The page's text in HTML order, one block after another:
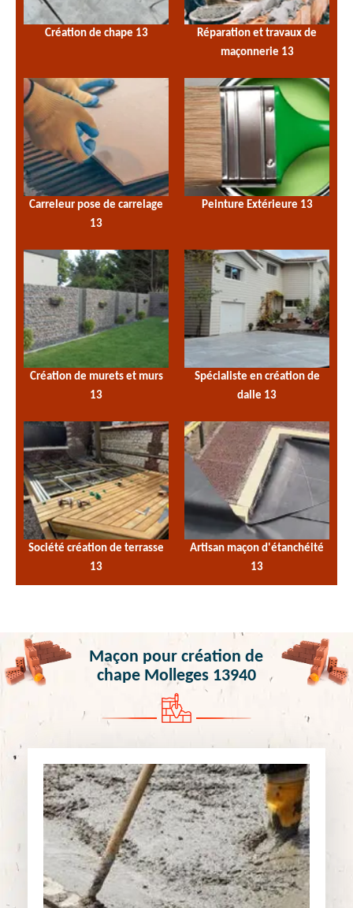
Création de chape 13
Réparation et travaux de
maçonnerie 13
Carreleur pose de carrelage
13
Peinture Extérieure 13
Création de murets et murs
13
Spécialiste en création de
dalle 13
Société création de terrasse
13
Artisan maçon d'étanchéité
13
Maçon pour création de
chape Molleges 13940